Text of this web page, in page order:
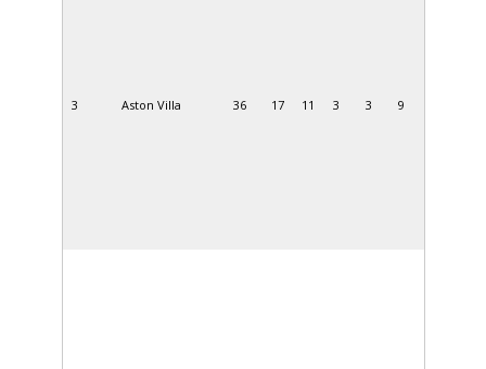
3 Aston Villa 36 17 11 3 3 9